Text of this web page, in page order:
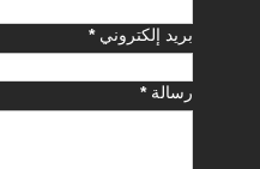
بريد إلكتروني*
رسالة*